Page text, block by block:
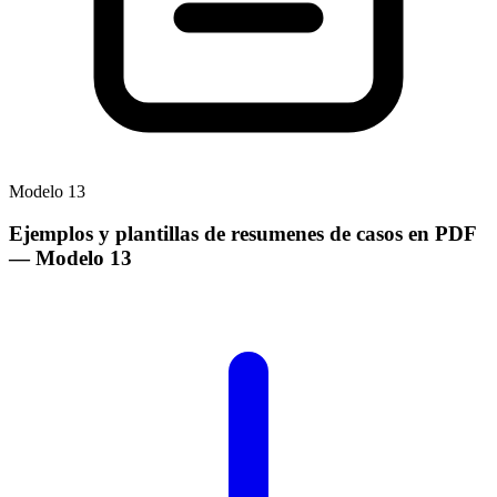
Modelo 13
Ejemplos y plantillas de resumenes de casos en PDF
— Modelo 13